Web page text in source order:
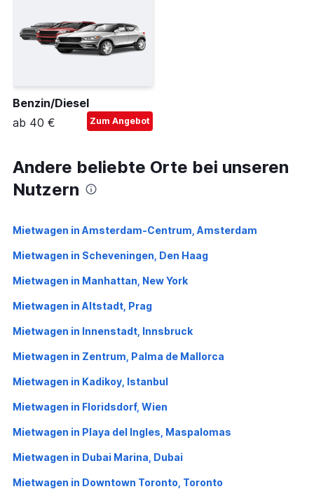
Benzin/Diesel
ab 40 €
Zum Angebot
Andere beliebte Orte bei unseren
Nutzern
Mietwagen in Amsterdam-Centrum, Amsterdam
Mietwagen in Scheveningen, Den Haag
Mietwagen in Manhattan, New York
Mietwagen in Altstadt, Prag
Mietwagen in Innenstadt, Innsbruck
Mietwagen in Zentrum, Palma de Mallorca
Mietwagen in Kadikoy, Istanbul
Mietwagen in Floridsdorf, Wien
Mietwagen in Playa del Ingles, Maspalomas
Mietwagen in Dubai Marina, Dubai
Mietwagen in Downtown Toronto, Toronto